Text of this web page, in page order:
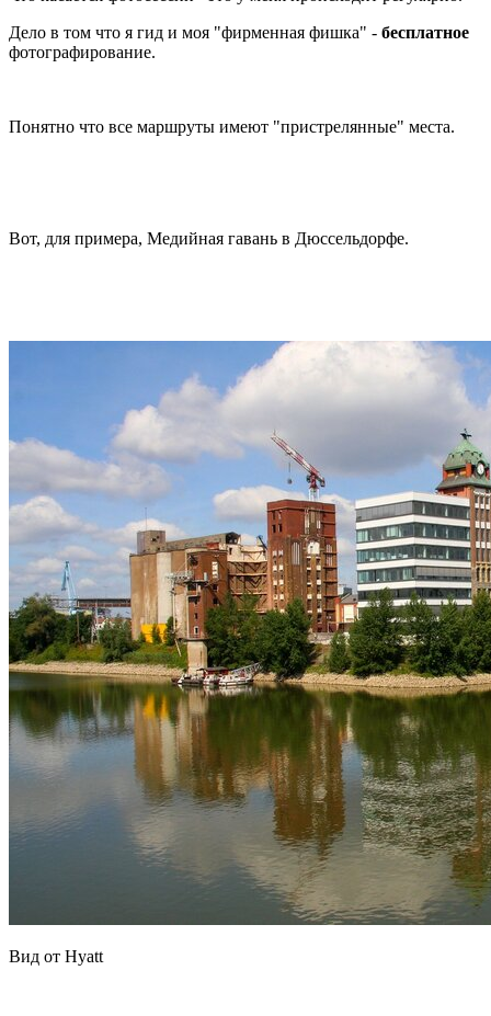
Дело в том что я гид и моя "фирменная фишка" - бесплатное
фотографирование.
Понятно что все маршруты имеют "пристрелянные" места.
Вот, для примера, Медийная гавань в Дюссельдорфе.
Вид от Hyatt